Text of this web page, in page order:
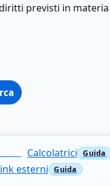
previsti in
Calcolatrici
esterni